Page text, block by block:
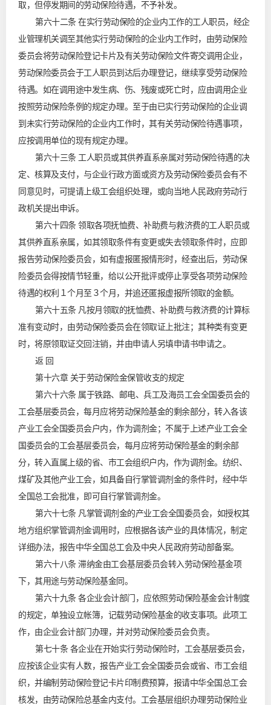
取，但停发期间的劳动保险待遇，不予补发。
第六十二条 在实行劳动保险的企业内工作的工人职员，经企
业管理机关调至其他实行劳动保险的企业内工作时，由劳动保险
委员会将劳动保险登记卡片及有关劳动保险文件寄交调用企业，
劳动保险委员会于工人职员到达后办理登记，继续享受劳动保险
待遇。如在调用途中发生病、伤、残废或死亡时，应由调用企业
按照劳动保险条例的规定办理。至于由已实行劳动保险的企业调
到未实行劳动保险的企业内工作时，其有关劳动保险待遇事项，
应按调用单位的现有规定办理。
第六十三条 工人职员或其供养直系亲属对劳动保险待遇的决
定、核算及支付，与企业行政方面或资方及劳动保险委员会有不
同意见时，可提请上级工会组织处理，或向当地人民政府劳动行
政机关提出申诉。
第六十四条 领取各项抚恤费、补助费与救济费的工人职员或
其供养直系亲属，如其领取条件有变更或失去领取条件时，应即
报告劳动保险委员会，如有虚报匿报情形时，经查出后，劳动保
险委员会得按情节轻重，给以公开批评或停止享受各项劳动保险
待遇的权利１个月至３个月，并追还匿报虚报所领取的金额。
第六十五条 凡按月领取的抚恤费、补助费与救济费的计算标
准有变动时，由劳动保险委员会在领取证上批注；其种类有变更
时，将原领取证交回注销，并由申请人另填申请书申请之。
返 回
第十六章 关于劳动保险金保管收支的规定
第六十六条 属于铁路、邮电、兵工及海员工会全国委员会的
工会基层委员会，每月应将劳动保险基金的剩余部分，转入各该
产业工会全国委员会户内，作为调剂金；不属于上述产业工会全
国委员会的工会基层委员会，每月应将劳动保险基金的剩余部
分，转入直属上级的省、市工会组织户内，作为调剂金。纺织、
煤矿及其他产业工会，如具备自行掌管调剂金的条件时，经中华
全国总工会批准，即可自行掌管调剂金。
第六十七条 凡掌管调剂金的产业工会全国委员会，如授权其
地方组织掌管调剂金调用时，应根据各该产业的具体情况，制定
详细办法，报告中华全国总工会及中央人民政府劳动部备案。
第六十八条 滞纳金由工会基层委员会转入劳动保险基金项
下，其用途与劳动保险基金同。
第六十九条 各企业会计部门，应依照劳动保险基金会计制度
的规定，单独设立帐簿，记载劳动保险基金的收支事项。此项工
作，由企业会计部门办理，并对劳动保险委员会负责。
第七十条 各企业在开始实行劳动保险时，工会基层委员会，
应按该企业实有人数，报告产业工会全国委员会或省、市工会组
织，并编制劳动保险登记卡片印制费预算，报请中华全国总工会
核发，由劳动保险总基金内支付。工会基层组织办理劳动保险业